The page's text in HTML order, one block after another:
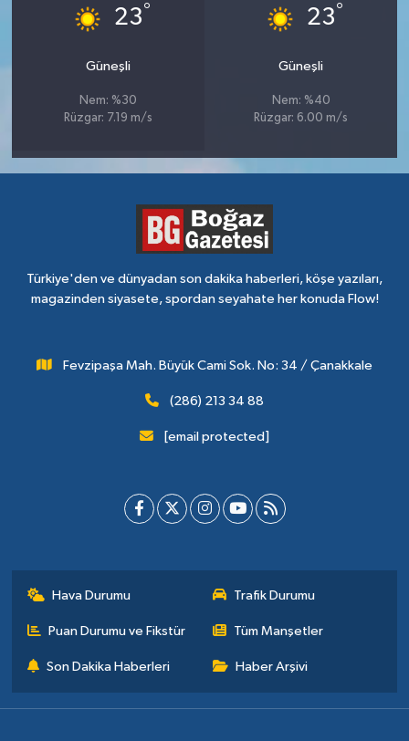
23°
Güneşli
Nem: %30
Rüzgar: 7.19 m/s
23°
Güneşli
Nem: %40
Rüzgar: 6.00 m/s
Türkiye'den ve dünyadan son dakika haberleri, köşe yazıları,
magazinden siyasete, spordan seyahate her konuda Flow!
Fevzipaşa Mah. Büyük Cami Sok. No: 34 / Çanakkale
(286) 213 34 88
[email protected]
Hava Durumu Trafik Durumu
Puan Durumu ve Fikstür Tüm Manşetler
Son Dakika Haberleri Haber Arşivi